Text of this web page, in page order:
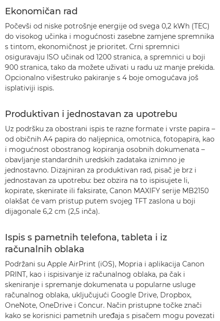
Ekonomičan rad
Počevši od niske potrošnje energije od svega 0,2 kWh (TEC)
do visokog učinka i mogućnosti zasebne zamjene spremnika
s tintom, ekonomičnost je prioritet. Crni spremnici
osiguravaju ISO učinak od 1200 stranica, a spremnici u boji
900 stranica, tako da možete uživati u radu uz manje prekida.
Opcionalno višestruko pakiranje s 4 boje omogućava još
isplativiji ispis.
Produktivan i jednostavan za upotrebu
Uz podršku za obostrani ispis te razne formate i vrste papira –
od običnih A4 papira do naljepnica, omotnica, fotopapira, kao
i mogućnost obostranog kopiranja osobnih dokumenata –
obavljanje standardnih uredskih zadataka iznimno je
jednostavno. Dizajniran za produktivan rad, pisač je brz i
jednostavan za upotrebu: bez obzira na to ispisujete li,
kopirate, skenirate ili faksirate, Canon MAXIFY serije MB2150
olakšat će vam pristup putem svojeg TFT zaslona u boji
dijagonale 6,2 cm (2,5 inča).
Ispis s pametnih telefona, tableta i iz
računalnih oblaka
Podržani su Apple AirPrint (iOS), Mopria i aplikacija Canon
PRINT, kao i ispisivanje iz računalnog oblaka, pa čak i
skeniranje i spremanje dokumenata u popularne usluge
računalnog oblaka, uključujući Google Drive, Dropbox,
OneNote, OneDrive i Concur. Način pristupne točke znači
kako se korisnici pametnih uređaja s pisačem mogu povezati